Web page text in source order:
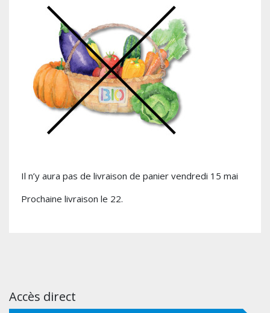
Il n’y aura pas de livraison de panier vendredi 15 mai
Prochaine livraison le 22.
Accès direct